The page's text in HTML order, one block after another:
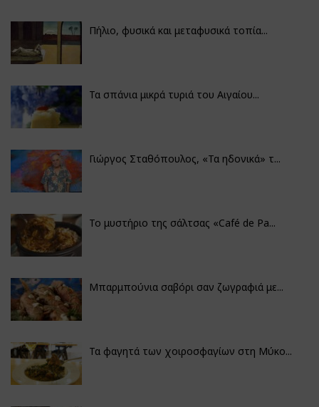
Πήλιο, φυσικά και μεταφυσικά τοπία...
Τα σπάνια μικρά τυριά του Αιγαίου...
Γιώργος Σταθόπουλος, «Τα ηδονικά» τ...
Το μυστήριο της σάλτσας «Café de Pa...
Μπαρμπούνια σαβόρι σαν ζωγραφιά με...
Τα φαγητά των χοιροσφαγίων στη Μύκο...